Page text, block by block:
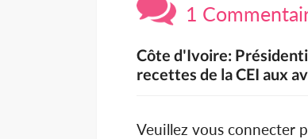
1
Côte d'Ivoire:
recettes de la CEI aux
Veuillez vous connecter